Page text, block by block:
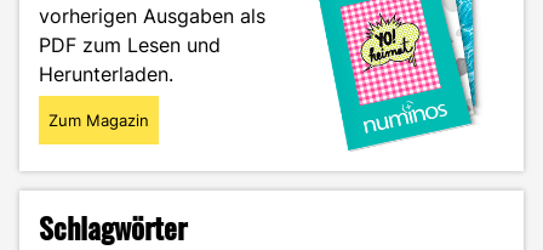
vorherigen Ausgaben als
PDF zum Lesen und
Herunterladen.
Zum Magazin
Schlagwörter